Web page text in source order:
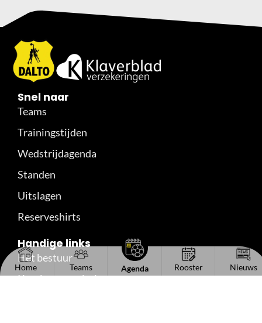
Home Teams Agenda Rooster Nieuws
Snel naar
Teams
Trainingstijden
Wedstrijdagenda
Standen
Uitslagen
Reserveshirts
Handige links
Het bestuur
Kantinecommissie